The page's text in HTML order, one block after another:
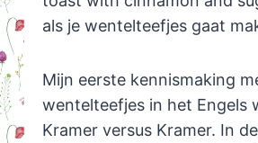
als je wentelteefjes gaat
Mijn eerste kennismaking
wentelteefjes in het Engels
Kramer versus Kramer. In